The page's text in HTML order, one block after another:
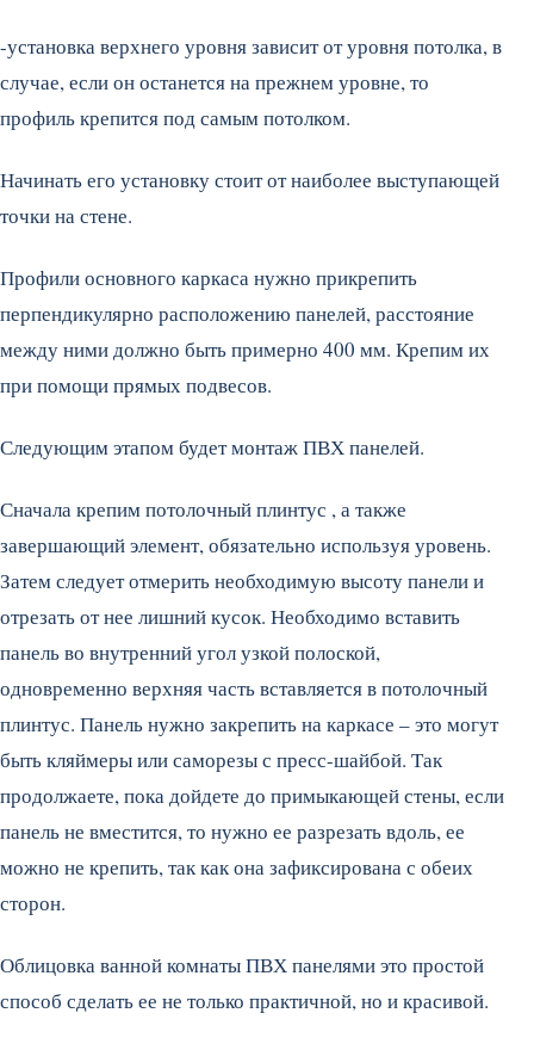
-установка верхнего уровня зависит от уровня потолка, в
случае, если он останется на прежнем уровне, то
профиль крепится под самым потолком.
Начинать его установку стоит от наиболее выступающей
точки на стене.
Профили основного каркаса нужно прикрепить
перпендикулярно расположению панелей, расстояние
между ними должно быть примерно 400 мм. Крепим их
при помощи прямых подвесов.
Следующим этапом будет монтаж ПВХ панелей.
Сначала крепим потолочный плинтус , а также
завершающий элемент, обязательно используя уровень.
Затем следует отмерить необходимую высоту панели и
отрезать от нее лишний кусок. Необходимо вставить
панель во внутренний угол узкой полоской,
одновременно верхняя часть вставляется в потолочный
плинтус. Панель нужно закрепить на каркасе – это могут
быть кляймеры или саморезы с пресс-шайбой. Так
продолжаете, пока дойдете до примыкающей стены, если
панель не вместится, то нужно ее разрезать вдоль, ее
можно не крепить, так как она зафиксирована с обеих
сторон.
Облицовка ванной комнаты ПВХ панелями это простой
способ сделать ее не только практичной, но и красивой.